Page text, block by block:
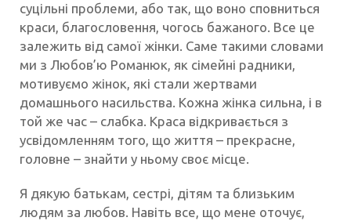
суцільні проблеми, або так, що воно сповниться
краси, благословення, чогось бажаного. Все це
залежить від самої жінки. Саме такими словами
ми з Любов’ю Романюк, як сімейні радники,
мотивуємо жінок, які стали жертвами
домашнього насильства. Кожна жінка сильна, і в
той же час – слабка. Краса відкривається з
усвідомленням того, що життя – прекрасне,
головне – знайти у ньому своє місце.
Я дякую батькам, сестрі, дітям та близьким
людям за любов. Навіть все, що мене оточує,